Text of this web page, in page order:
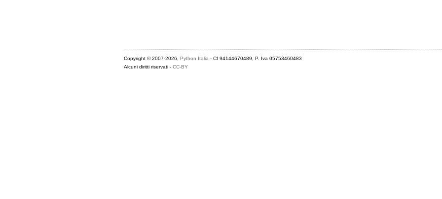
Copyright © 2007-2026, Python Italia - Cf 94144670489, P. Iva 05753460483
Alcuni diritti riservati - CC-BY